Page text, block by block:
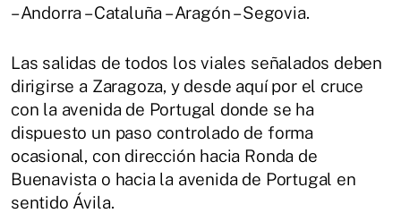
– Andorra – Cataluña – Aragón – Segovia.
Las salidas de todos los viales señalados deben
dirigirse a Zaragoza, y desde aquí por el cruce
con la avenida de Portugal donde se ha
dispuesto un paso controlado de forma
ocasional, con dirección hacia Ronda de
Buenavista o hacia la avenida de Portugal en
sentido Ávila.